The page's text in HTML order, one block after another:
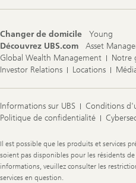
Changer de domicile
Young
Découvrez UBS.com
Asset
Global Wealth Management
Notre
Investor Relations
Locations
Informations sur UBS
Conditions
Politique de confidentialité
Legal
Information
Il est possible que les produits et services
soient pas disponibles pour les résidents
informations, veuillez consulter les
services en question.